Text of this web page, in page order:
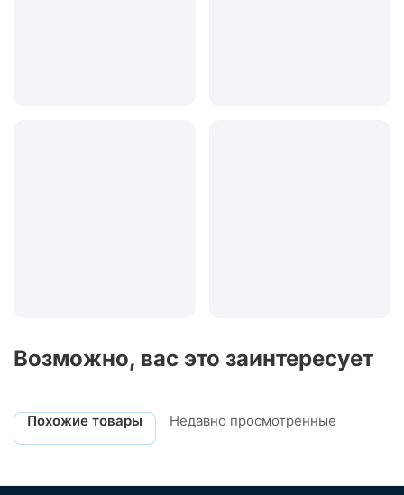
Возможно, вас это заинтересует
Похожие товары Недавно просмотренные